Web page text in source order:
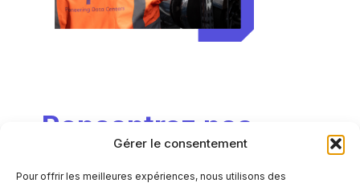
Gérer le consentement
Pour offrir les meilleures expériences, nous utilisons des
Rencontrez nos
experts